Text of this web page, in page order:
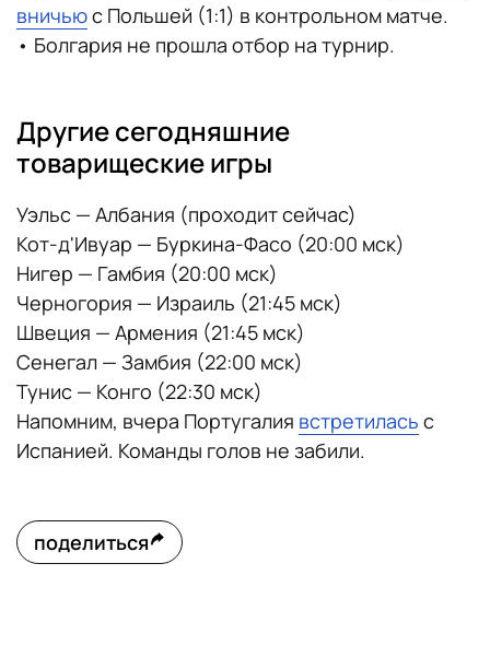
вничьюс Польшей (1:1) в контрольном матче.
• Болгария не прошла отбор на турнир.
Другие сегодняшние
товарищеские игры
Уэльс — Албания (проходит сейчас)
Кот-д'Ивуар — Буркина-Фасо (20:00 мск)
Нигер — Гамбия (20:00 мск)
Черногория — Израиль (21:45 мск)
Швеция — Армения (21:45 мск)
Сенегал — Замбия (22:00 мск)
Тунис — Конго (22:30 мск)
Напомним, вчера Португалия встретилась с
Испанией. Команды голов не забили.
поделиться